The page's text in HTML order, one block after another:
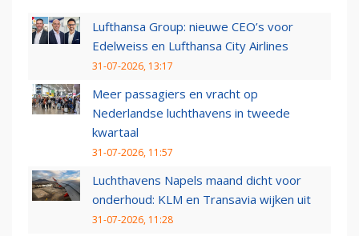
Lufthansa Group: nieuwe CEO’s voor
Edelweiss en Lufthansa City Airlines
31-07-2026, 13:17
Meer passagiers en vracht op
Nederlandse luchthavens in tweede
kwartaal
31-07-2026, 11:57
Luchthavens Napels maand dicht voor
onderhoud: KLM en Transavia wijken uit
31-07-2026, 11:28